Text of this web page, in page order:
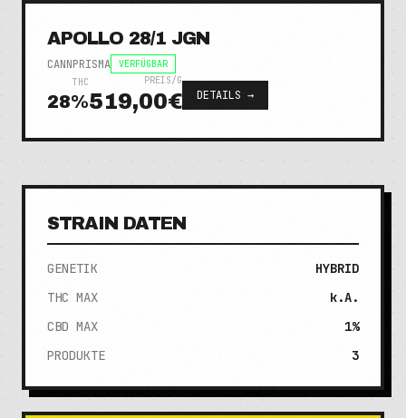
APOLLO 28/1 JGN
CANNPRISMA
VERFÜGBAR
THC
28%
PREIS/G
519,00€ DETAILS →
STRAIN DATEN
GENETIK
HYBRID
THC MAX
k.A.
CBD MAX
1%
PRODUKTE
3